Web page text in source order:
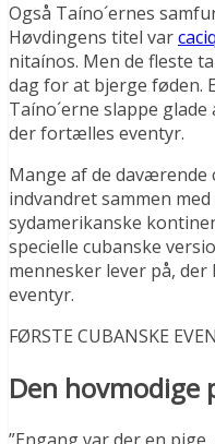
Også Taíno´ernes
Høvdingens titel var
nitaínos. Men de fleste
dag for at bjerge føden.
Taíno´erne slappe
der fortælles eventyr.
Mange af de
indvandret sammen
sydamerikanske
specielle cubanske
mennesker lever på,
eventyr.
FØRSTE CUBANSKE
Den hovmodige